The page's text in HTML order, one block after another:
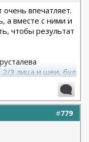
очень впечатляет.
а вместе с ними и
чтобы результат
3 лица и шеи, бул
#779